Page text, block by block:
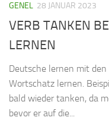
GENEL 28 JANUAR 2023
VERB TANKEN
LERNEN
Deutsche lernen mit den
Wortschatz lernen.
bald wieder tanken, da
bevor er auf die...